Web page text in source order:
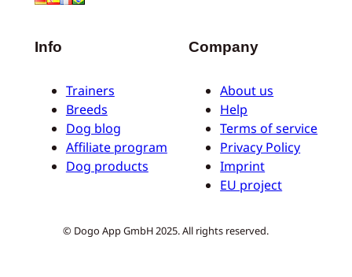
Info
Trainers
Breeds
Dog blog
Affiliate program
Dog products
Company
About us
Help
Terms of service
Privacy Policy
Imprint
EU project
© Dogo App GmbH 2025. All rights reserved.